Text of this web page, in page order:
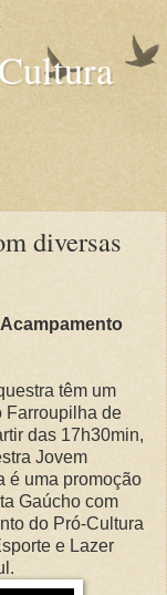
diversas
têm um
Farroupilha de
das 17h30min,
Jovem
é uma promoção
Gaúcho com
do Pró-Cultura
e Lazer